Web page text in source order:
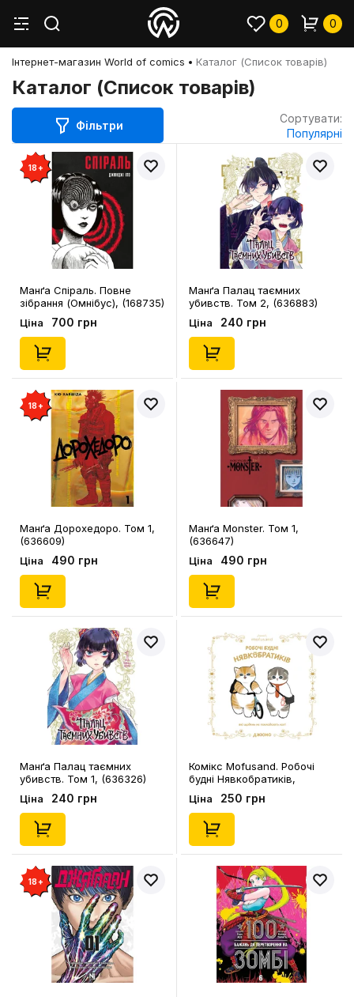
0 0
Інтернет-магазин World of comics Каталог (Список товарів)
Каталог (Список товарів)
Фільтри
Сортувати:
Популярні
18+
Манґа Спіраль. Повне
зібрання (Омнібус), (168735)
Ціна 700 грн
Манґа Палац таємних
убивств. Том 2, (636883)
Ціна 240 грн
18+
Манґа Дорохедоро. Том 1,
(636609)
Ціна 490 грн
Манґа Monster. Том 1,
(636647)
Ціна 490 грн
Манґа Палац таємних
убивств. Том 1, (636326)
Ціна 240 грн
Комікс Mofusand. Робочі
будні Нявкобратиків,
(168889)
Ціна 250 грн
18+